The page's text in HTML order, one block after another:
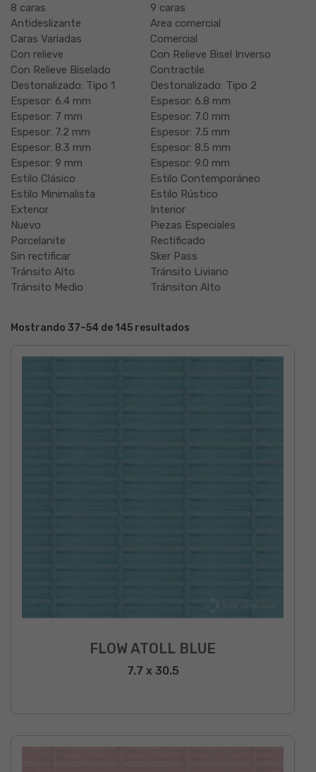
8 caras
9 caras
Antideslizante
Area comercial
Caras Variadas
Comercial
Con relieve
Con Relieve Bisel Inverso
Con Relieve Biselado
Contractile
Destonalizado: Tipo 1
Destonalizado: Tipo 2
Espesor: 6.4 mm
Espesor: 6.8 mm
Espesor: 7 mm
Espesor: 7.0 mm
Espesor: 7.2 mm
Espesor: 7.5 mm
Espesor: 8.3 mm
Espesor: 8.5 mm
Espesor: 9 mm
Espesor: 9.0 mm
Estilo Clásico
Estilo Contemporáneo
Estilo Minimalista
Estilo Rústico
Exterior
Interior
Nuevo
Piezas Especiales
Porcelanite
Rectificado
Sin rectificar
Sker Pass
Tránsito Alto
Tránsito Liviano
Tránsito Medio
Tránsiton Alto
Mostrando 37–54 de 145 resultados
FLOW ATOLL BLUE
7.7 x 30.5